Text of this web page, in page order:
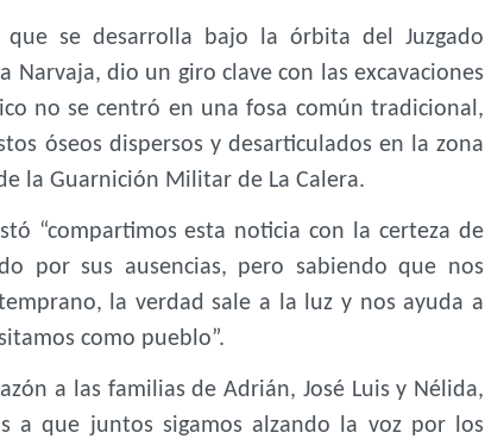
que se desarrolla bajo la órbita del Juzgado
Narvaja, dio un giro clave con las excavaciones
no se centró en una fosa común tradicional,
óseos dispersos y desarticulados en la zona
la Guarnición Militar de La Calera.
“compartimos esta noticia con la certeza de
por sus ausencias, pero sabiendo que nos
la verdad sale a la luz y nos ayuda a
como pueblo”.
a las familias de Adrián, José Luis y Nélida,
que juntos sigamos alzando la voz por los